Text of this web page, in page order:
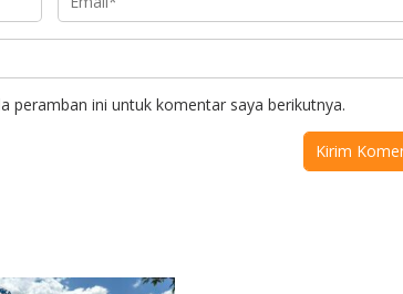
peramban ini untuk komentar saya berikutnya.